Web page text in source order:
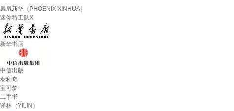
凤凰新华（PHOENIX XINHUA）
迷你特工队X
新华书店
中信出版
泰利奇
宝可梦
二手书
译林（YILIN）